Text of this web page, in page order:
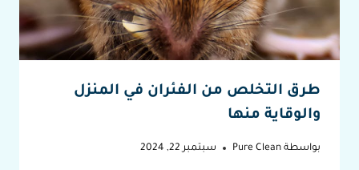
طرق التخلص من الفئران في المنزل
والوقاية منها
بواسطة Pure Clean سبتمبر 22, 2024